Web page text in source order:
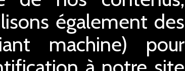
également des
machine) pour